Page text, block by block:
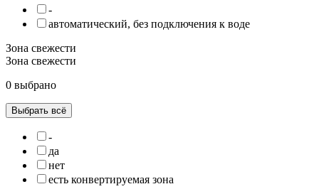
-
автоматический, без подключения к воде
Зона свежести
Зона свежести
0 выбрано
Выбрать всё
-
да
нет
есть конвертируемая зона